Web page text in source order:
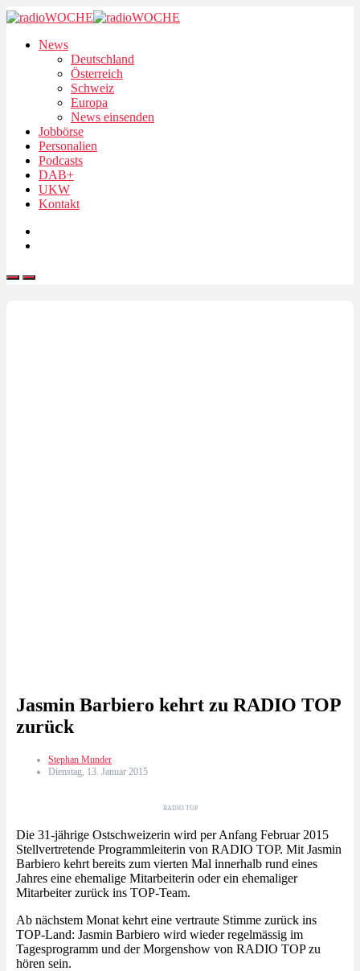
News
Deutschland
Österreich
Schweiz
Europa
News einsenden
Jobbörse
Personalien
Podcasts
DAB+
UKW
Kontakt
Jasmin Barbiero kehrt zu RADIO TOP
zurück
Stephan Munder
Dienstag, 13. Januar 2015
RADIO TOP
Die 31-jährige Ostschweizerin wird per Anfang Februar 2015
Stellvertretende Programmleiterin von RADIO TOP. Mit Jasmin
Barbiero kehrt bereits zum vierten Mal innerhalb rund eines
Jahres eine ehemalige Mitarbeiterin oder ein ehemaliger
Mitarbeiter zurück ins TOP-Team.
Ab nächstem Monat kehrt eine vertraute Stimme zurück ins
TOP-Land: Jasmin Barbiero wird wieder regelmässig im
Tagesprogramm und der Morgenshow von RADIO TOP zu
hören sein.